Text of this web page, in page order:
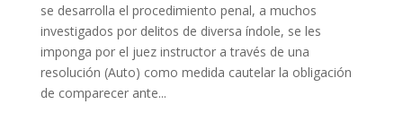
se desarrolla el procedimiento penal, a muchos
investigados por delitos de diversa índole, se les
imponga por el juez instructor a través de una
resolución (Auto) como medida cautelar la obligación
de comparecer ante...